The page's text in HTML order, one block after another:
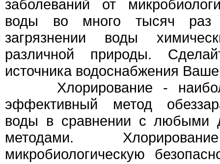
заболеваний от
воды во много тысяч
загрязнении воды
различной природы.
источника водоснабжения
Хлорирование -
эффективный метод
воды в сравнении с любыми
методами.
микробиологическую